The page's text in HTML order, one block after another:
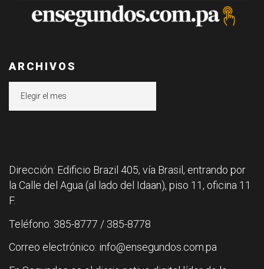
ARCHIVOS
Dirección: Edificio Brazil 405, vía Brasil, entrando por
la Calle del Agua (al lado del Idaan), piso 11, oficina 11
F.
Teléfono: 385-8777 / 385-8778
Correo electrónico: info@ensegundos.com.pa